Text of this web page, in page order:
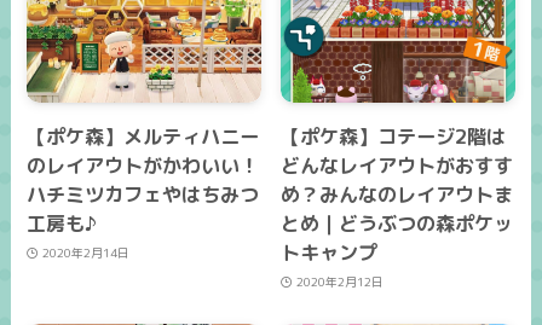
【ポケ森】メルティハニー
のレイアウトがかわいい！
ハチミツカフェやはちみつ
工房も♪
2020年2月14日
【ポケ森】コテージ2階は
どんなレイアウトがおすす
め？みんなのレイアウトま
とめ｜どうぶつの森ポケッ
トキャンプ
2020年2月12日